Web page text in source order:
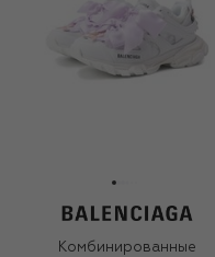
Комбинированные